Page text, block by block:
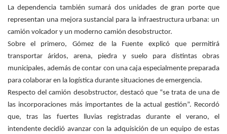
La dependencia también sumará dos unidades de gran porte que
representan una mejora sustancial para la infraestructura urbana: un
camión volcador y un moderno camión desobstructor.
Sobre el primero, Gómez de la Fuente explicó que permitirá
transportar áridos, arena, piedra y suelo para distintas obras
municipales, además de contar con una caja especialmente preparada
para colaborar en la logística durante situaciones de emergencia.
Respecto del camión desobstructor, destacó que “se trata de una de
las incorporaciones más importantes de la actual gestión”. Recordó
que, tras las fuertes lluvias registradas durante el verano, el
intendente decidió avanzar con la adquisición de un equipo de estas